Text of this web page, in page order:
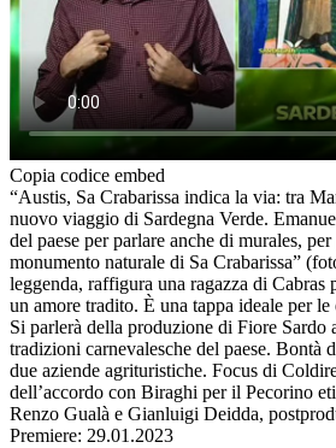
Copia codice embed
“Austis, Sa Crabarissa indica la via: tra
nuovo viaggio di Sardegna Verde.
del paese per parlare anche di murales,
monumento naturale di Sa Crabarissa”
leggenda, raffigura una ragazza di Cabras
un amore tradito. È una tappa ideale per
Si parlerà della produzione di Fiore Sardo
tradizioni carnevalesche del paese. Bontà
due aziende agrituristiche. Focus di
dell’accordo con Biraghi per il Pecorino
Renzo Gualà e Gianluigi Deidda,
Premiere: 29.01.2023